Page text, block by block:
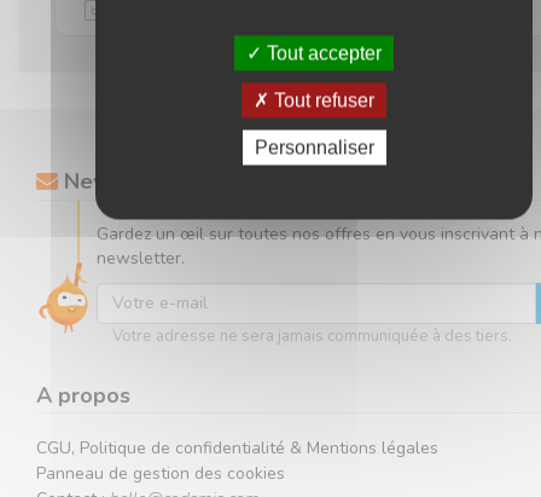
Newsletter
Gardez un œil sur toutes nos offres en vous inscrivant à
newsletter.
Votre adresse ne sera jamais communiquée à des tiers.
A propos
CGU, Politique de confidentialité & Mentions légales
Panneau de gestion des cookies
Tout accepter
Tout refuser
Personnaliser